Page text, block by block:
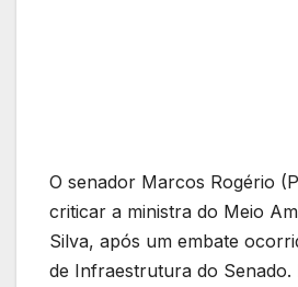
O senador Marcos Rogério
criticar a ministra do Meio
Silva, após um embate
de Infraestrutura do Senado.